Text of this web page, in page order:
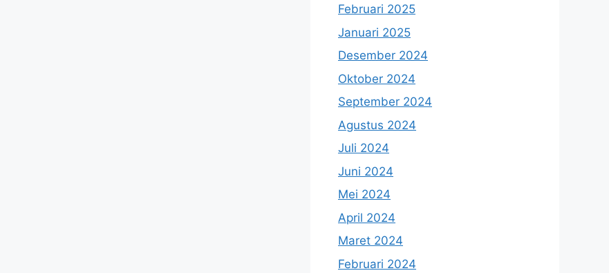
Februari 2025
Januari 2025
Desember 2024
Oktober 2024
September 2024
Agustus 2024
Juli 2024
Juni 2024
Mei 2024
April 2024
Maret 2024
Februari 2024